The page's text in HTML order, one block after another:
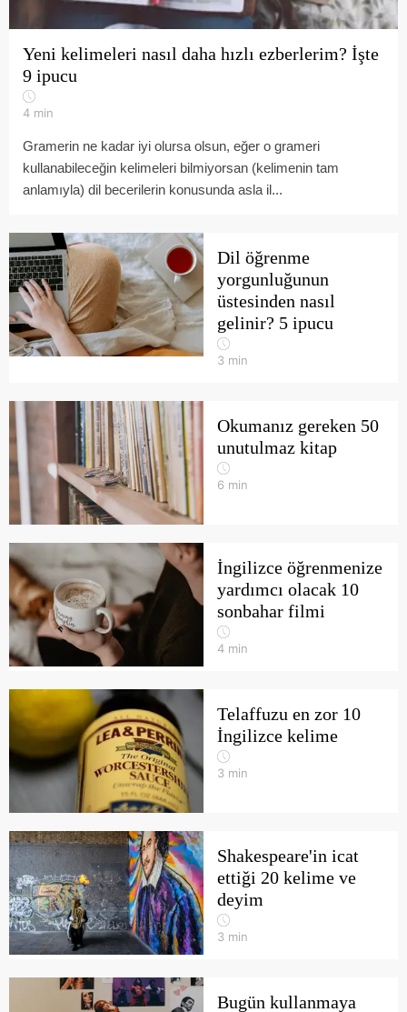
Yeni kelimeleri nasıl daha hızlı ezberlerim? İşte
9 ipucu
4 min
Gramerin ne kadar iyi olursa olsun, eğer o grameri
kullanabileceğin kelimeleri bilmiyorsan (kelimenin tam
anlamıyla) dil becerilerin konusunda asla il...
Dil öğrenme
yorgunluğunun
üstesinden nasıl
gelinir? 5 ipucu
3 min
Okumanız gereken 50
unutulmaz kitap
6 min
İngilizce öğrenmenize
yardımcı olacak 10
sonbahar filmi
4 min
Telaffuzu en zor 10
İngilizce kelime
3 min
Shakespeare'in icat
ettiği 20 kelime ve
deyim
3 min
Bugün kullanmaya